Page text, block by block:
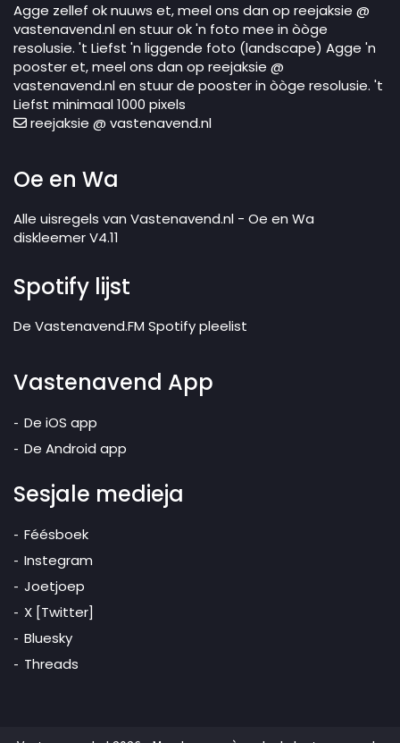
Agge zellef ok nuuws et, meel ons dan op reejaksie @
vastenavend.nl en stuur ok 'n foto mee in òòge
resolusie. 't Liefst 'n liggende foto (landscape) Agge 'n
pooster et, meel ons dan op reejaksie @
vastenavend.nl en stuur de pooster in òòge resolusie. 't
Liefst minimaal 1000 pixels
reejaksie @ vastenavend.nl
Oe en Wa
Alle uisregels van Vastenavend.nl - Oe en Wa
diskleemer V4.11
Spotify lijst
De Vastenavend.FM Spotify pleelist
Vastenavend App
De iOS app
De Android app
Sesjale medieja
Féésboek
Instegram
Joetjoep
X [Twitter]
Bluesky
Threads